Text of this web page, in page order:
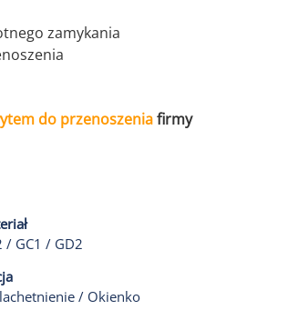
zamykania
do przenoszeniafirmy
/ GC1 / GD2
/ Okienko